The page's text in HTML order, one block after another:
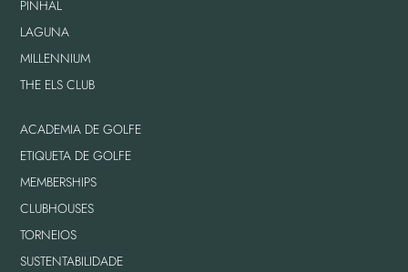
PINHAL
LAGUNA
MILLENNIUM
THE ELS CLUB
ACADEMIA DE GOLFE
ETIQUETA DE GOLFE
MEMBERSHIPS
CLUBHOUSES
TORNEIOS
SUSTENTABILIDADE